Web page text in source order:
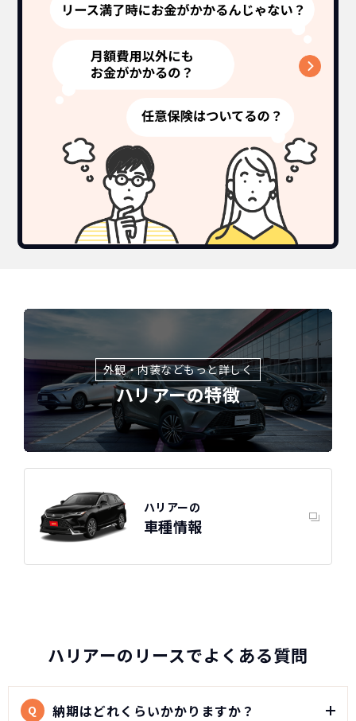
外観・内装などもっと詳しく
ハリアーの特徴
ハリアーの
車種情報
ハリアーのリースでよくある質問
Q 納期はどれくらいかかりますか？